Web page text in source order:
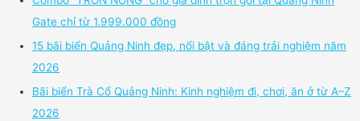
Gate chỉ từ 1.999.000 đồng
15 bãi biển Quảng Ninh đẹp, nổi bật và đáng trải nghiệm năm
2026
Bãi biển Trà Cổ Quảng Ninh: Kinh nghiệm đi, chơi, ăn ở từ A–Z
2026